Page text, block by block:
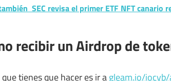
SEC revisa el primer ETF NFT canario
recibir un Airdrop de
tienes que hacer es ir agleam.io/